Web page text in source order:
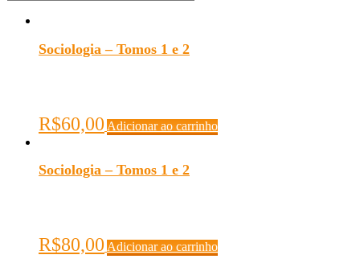
Sociologia – Tomos 1 e 2
R$60,00 Adicionar ao carrinho
Sociologia – Tomos 1 e 2
R$80,00 Adicionar ao carrinho